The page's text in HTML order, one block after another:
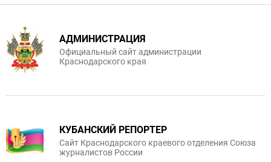
АДМИНИСТРАЦИЯ
Официальный сайт администрации
Краснодарского края
КУБАНСКИЙ РЕПОРТЕР
Сайт Краснодарского краевого отделения Союза
журналистов России